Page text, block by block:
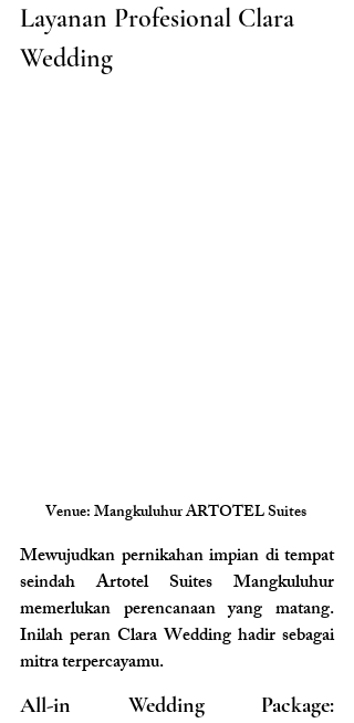
Layanan Profesional Clara
Wedding
Venue: Mangkuluhur ARTOTEL Suites
Mewujudkan pernikahan impian di tempat
seindah Artotel Suites Mangkuluhur
memerlukan perencanaan yang matang.
Inilah peran Clara Wedding hadir sebagai
mitra terpercayamu.
All-in Wedding Package: